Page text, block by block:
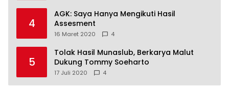
4
AGK: Saya Hanya Mengikuti Hasil
Assesment
16 Maret 2020 4
5
Tolak Hasil Munaslub, Berkarya Malut
Dukung Tommy Soeharto
17 Juli 2020 4